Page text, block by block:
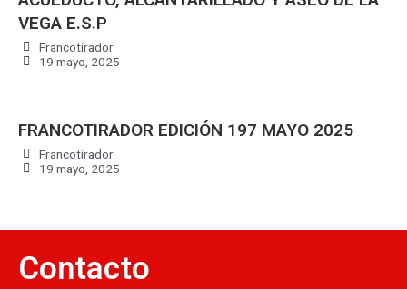
VEGA E.S.P
Francotirador
19 mayo, 2025
FRANCOTIRADOR EDICIÓN 197 MAYO 2025
Francotirador
19 mayo, 2025
Contacto